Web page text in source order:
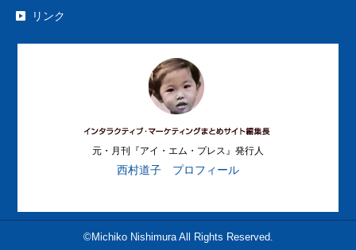
リンク
元・月刊『アイ・エム・プレス』発行人
西村道子 プロフィール
©Michiko Nishimura All Rights Reserved.